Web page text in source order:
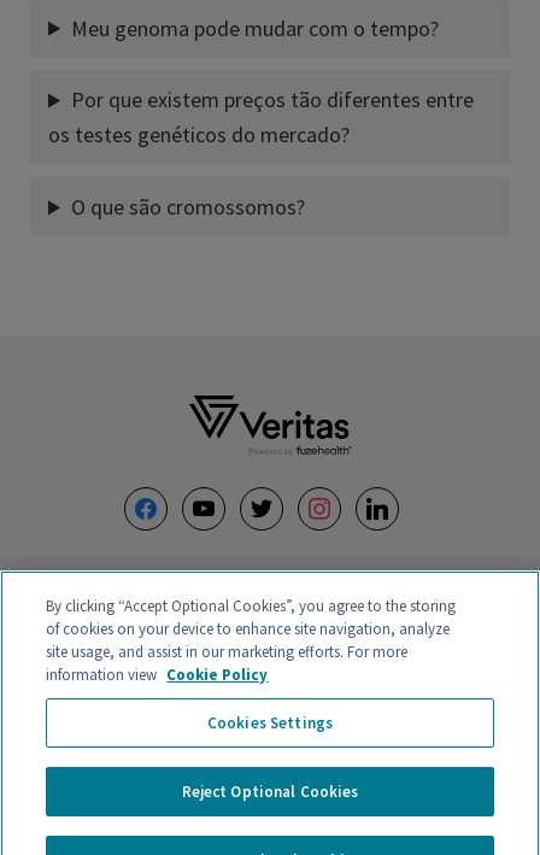
Meu genoma pode mudar com o tempo?
Por que existem preços tão diferentes entre
os testes genéticos do mercado?
O que são cromossomos?
facebookyoutubetwitterinstagram
linkedin
VERITAS INTERCONTINENTAL – CALLE ORENSE 58, 2ºC-D, 28020,
28046 MADRID, ESPAÑA – CIF B88132907 – CENTRO MÉDICO
Condições gerais de contratação
Política de Cookies
By clicking “Accept Optional Cookies”, you agree to the storing
of cookies on your device to enhance site navigation, analyze
site usage, and assist in our marketing efforts. For more
information view Cookie Policy
Cookies Settings
Reject Optional Cookies